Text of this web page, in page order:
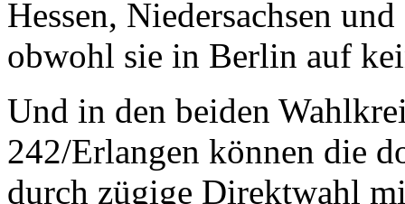
Hessen, Niedersachsen
obwohl sie in Berlin auf
Und in den beiden
242/Erlangen können die
durch zügige Direktwahl